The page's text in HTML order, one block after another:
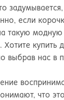
Братск
Брянск
Великий
Владивосток
Владимир
Волгоград
если
такую
Хотите
выбрав нас в
что